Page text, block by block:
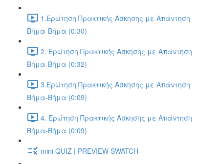
1.Ερώτηση Πρακτικής Άσκησης με Απάντηση
Βήμα-Βήμα (0:30)
2. Ερώτηση Πρακτικής Άσκησης με Απάντηση
Βήμα-Βήμα (0:32)
3.Ερώτηση Πρακτικής Άσκησης με Απάντηση
Βήμα-Βήμα (0:09)
4. Ερώτηση Πρακτικής Άσκησης με Απάντηση
Βήμα-Βήμα (0:09)
mini QUIZ | PREVIEW SWATCH